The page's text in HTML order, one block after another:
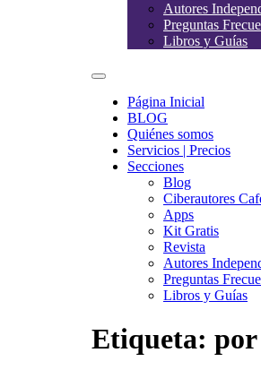
Autores
Preguntas
Libros y Guías
Página Inicial
BLOG
Quiénes somos
Servicios | Precios
Secciones
Blog
Ciberautores
Apps
Kit Gratis
Revista
Autores
Preguntas
Libros y Guías
Etiqueta: por